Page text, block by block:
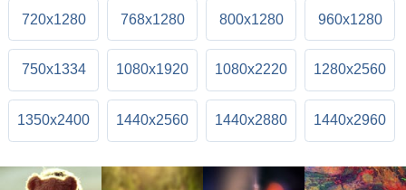
720x1280 768x1280 800x1280 960x1280
750x1334 1080x1920 1080x2220 1280x2560
1350x2400 1440x2560 1440x2880 1440x2960